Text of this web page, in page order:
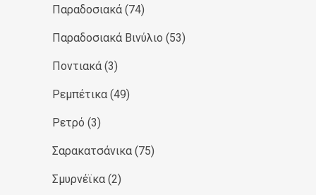
Παραδοσιακά (74)
Παραδοσιακά Βινύλιο (53)
Ποντιακά (3)
Ρεμπέτικα (49)
Ρετρό (3)
Σαρακατσάνικα (75)
Σμυρνέϊκα (2)